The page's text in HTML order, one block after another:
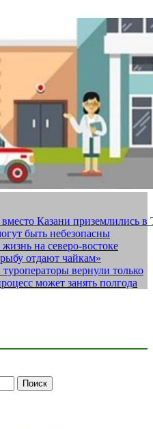
Казани приземлились в
быть небезопасны
на северо-востоке
отдают чайкам»
вернули только
может занять полгода